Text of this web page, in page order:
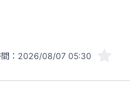
： 2026/08/07 05:30